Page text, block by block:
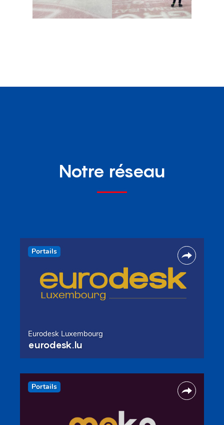
Notre réseau
Portails
Eurodesk Luxembourg
eurodesk.lu
Portails